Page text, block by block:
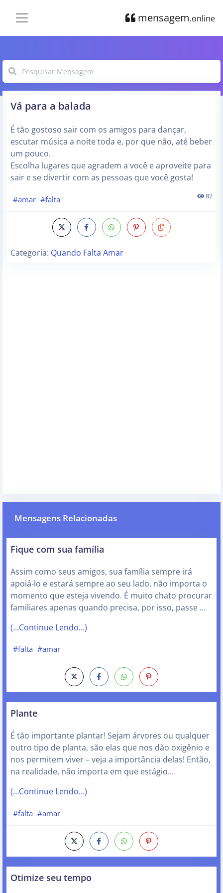
mensagem.online
Vá para a balada
É tão gostoso sair com os amigos para dançar,
escutar música a noite toda e, por que não, até beber
um pouco.
Escolha lugares que agradem a você e aproveite para
sair e se divertir com as pessoas que você gosta!
#amar #falta 82
Categoria: Quando Falta Amar
Mensagens Relacionadas
Fique com sua família
Assim como seus amigos, sua família sempre irá
apoiá-lo e estará sempre ao seu lado, não importa o
momento que esteja vivendo. É muito chato procurar
familiares apenas quando precisa, por isso, passe …
(…Continue Lendo…)
#falta #amar
Plante
É tão importante plantar! Sejam árvores ou qualquer
outro tipo de planta, são elas que nos dão oxigênio e
nos permitem viver – veja a importância delas! Então,
na realidade, não importa em que estágio…
(…Continue Lendo…)
#falta #amar
Otimize seu tempo